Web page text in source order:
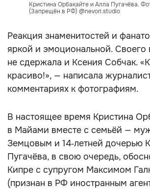
Кристина Орбакайте и Алла Пугачёва.
(Запрещён в РФ) @nevori.studio
Реакция знаменитостей и
яркой и эмоциональной. Своего
не сдержала и Ксения Собчак.
красиво!», — написала
комментариях к фотографиям.
В настоящее время Кристина
в Майами вместе с семьёй —
Земцовым и 14‑летней дочерью
Пугачёва, в свою очередь,
Кипре с супругом Максимом
(признан в РФ иностранным